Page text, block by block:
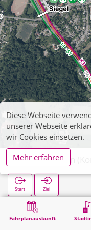
Fahrplanauskunft
Start Ziel
Suche Buschhausen
Diese Webseite
unserer Webseite
wir Cookies einsetzen.
Mehr erfahren